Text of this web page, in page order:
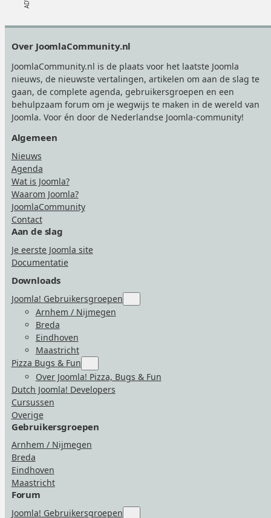
Over JoomlaCommunity.nl
JoomlaCommunity.nl is de plaats voor het laatste Joomla
nieuws, de nieuwste vertalingen, artikelen om aan de slag te
gaan, de complete agenda, gebruikersgroepen en een
behulpzaam forum om je wegwijs te maken in de wereld van
Joomla. Voor én door de Nederlandse Joomla-community!
Algemeen
Nieuws
Agenda
Wat is Joomla?
Waarom Joomla?
JoomlaCommunity
Contact
Aan de slag
Je eerste Joomla site
Documentatie
Downloads
Joomla! Gebruikersgroepen
for
Arnhem / Nijmegen
Breda
Eindhoven
Maastricht
Pizza Bugs & Fun
for
“Pizza
Bugs
Over Joomla! Pizza, Bugs & Fun
Dutch Joomla! Developers
Cursussen
Overige
Gebruikersgroepen
Arnhem / Nijmegen
Breda
Eindhoven
Maastricht
Forum
Joomla! Gebruikersgroepen